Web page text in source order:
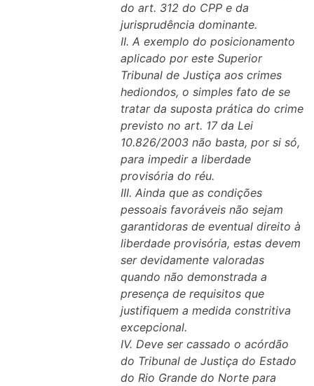
do art. 312 do CPP e da
jurisprudência dominante.
II. A exemplo do posicionamento
aplicado por este Superior
Tribunal de Justiça aos crimes
hediondos, o simples fato de se
tratar da suposta prática do crime
previsto no art. 17 da Lei
10.826/2003 não basta, por si só,
para impedir a liberdade
provisória do réu.
III. Ainda que as condições
pessoais favoráveis não sejam
garantidoras de eventual direito à
liberdade provisória, estas devem
ser devidamente valoradas
quando não demonstrada a
presença de requisitos que
justifiquem a medida constritiva
excepcional.
IV. Deve ser cassado o acórdão
do Tribunal de Justiça do Estado
do Rio Grande do Norte para